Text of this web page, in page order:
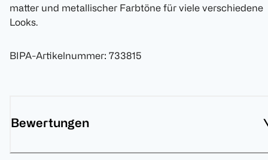
matter und metallischer Farbtöne für viele verschiedene
Looks.
BIPA-Artikelnummer: 733815
Bewertungen